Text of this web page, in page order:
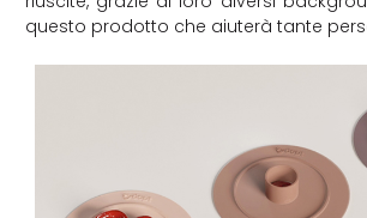
questo prodotto che aiuterà tante